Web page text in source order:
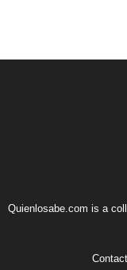
Quienlosabe.com is a